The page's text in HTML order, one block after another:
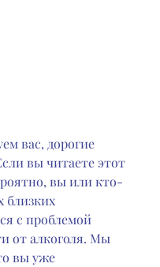
вас, дорогие
вы читаете этот
вы или кто-
близких
с проблемой
от алкоголя. Мы
вы уже